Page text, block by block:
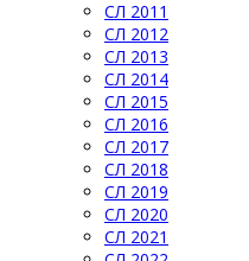
СЛ 2011
СЛ 2012
СЛ 2013
СЛ 2014
СЛ 2015
СЛ 2016
СЛ 2017
СЛ 2018
СЛ 2019
СЛ 2020
СЛ 2021